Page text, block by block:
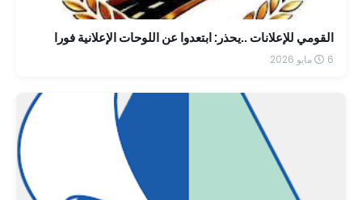
القومي للإعلانات ..يحذر: ابتعدوا عن اللوحات الإعلانية فورا
6 مايو 2026